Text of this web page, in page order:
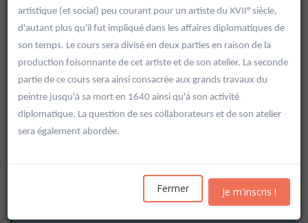
artistique (et social) peu courant pour un artiste du XVIIe siècle,
d'autant plus qu'il fut impliqué dans les affaires diplomatiques de
son temps. Le cours sera divisé en deux parties en raison de la
production foisonnante de cet artiste et de son atelier. La seconde
partie de ce cours sera ainsi consacrée aux grands travaux du
peintre jusqu'à sa mort en 1640 ainsi qu'à son activité
diplomatique. La question de ses collaborateurs et de son atelier
sera également abordée.
Fermer Je m'inscris !